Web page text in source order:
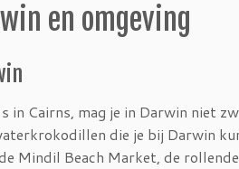
en omgeving
in Cairns, mag je in Darwin niet
die je bij Darwin
Mindil Beach Market, de